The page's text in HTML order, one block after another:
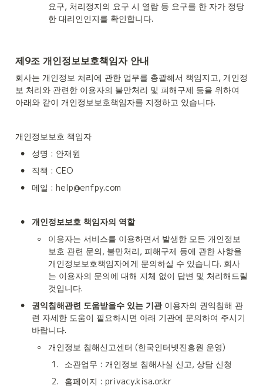
요구, 처리정지의 요구 시 열람 등 요구를 한 자가 정당
한 대리인인지를 확인합니다.
제9조 개인정보보호책임자 안내
회사는 개인정보 처리에 관한 업무를 총괄해서 책임지고, 개인정
보 처리와 관련한 이용자의 불만처리 및 피해구제 등을 위하여
아래와 같이 개인정보보호책임자를 지정하고 있습니다.
개인정보보호 책임자
• 성명 : 안재원
• 직책 : CEO
• 메일 : help@enfpy.com
• 개인정보보호 책임자의 역할
◦
이용자는 서비스를 이용하면서 발생한 모든 개인정보
보호 관련 문의, 불만처리, 피해구제 등에 관한 사항을
개인정보보호책임자에게 문의하실 수 있습니다. 회사
는 이용자의 문의에 대해 지체 없이 답변 및 처리해드릴
것입니다.
• 권익침해관련 도움받을수 있는 기관 이용자의 권익침해 관
련 자세한 도움이 필요하시면 아래 기관에 문의하여 주시기
바랍니다.
◦
개인정보 침해신고센터 (한국인터넷진흥원 운영)
1 .
소관업무 : 개인정보 침해사실 신고, 상담 신청
2.
홈페이지 : privacy.kisa.or.kr